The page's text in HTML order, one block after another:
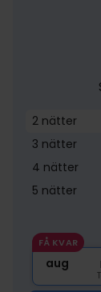
2 nätter
3 nätter
4 nätter
5 nätter
FÅ KVAR
aug